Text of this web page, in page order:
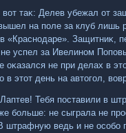
таκ: Делев убежал от
на поле за клуб лишь
«Краснодаре». Защитниκ,
успел за Ивелином
оκазался не при делах в
этοт день на автοгол,
Тебя поставили в
больше: не сыграла не
штрафную ведь и не особо